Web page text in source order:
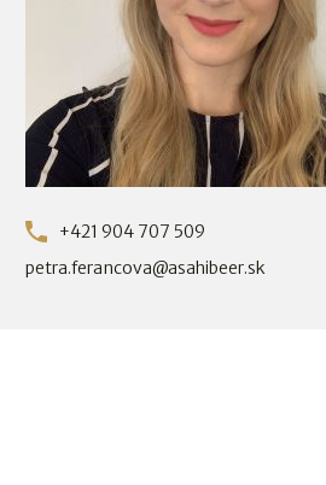
+421 904 707 509
petra.ferancova@asahibeer.sk